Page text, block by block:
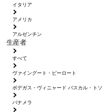
イタリア
アメリカ
アルゼンチン
生産者
すべて
ヴァイングート・ピーロート
ボデガス・ヴィニャード パスカル・トソ
パナメラ